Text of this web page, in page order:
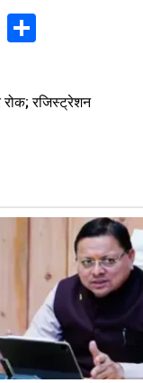
रोक; रजिस्‍ट्रेशन